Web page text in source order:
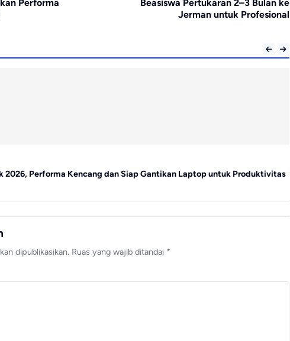
Performa
Beasiswa Pertukaran 2–3 Bulan ke
Jerman untuk Profesional
2026, Performa Kencang dan Siap Gantikan Laptop untuk Produktivitas
dipublikasikan. Ruas yang wajib ditandai *